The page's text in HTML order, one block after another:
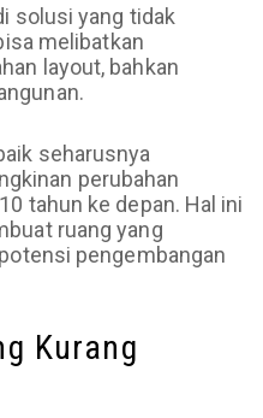
solusi yang tidak
melibatkan
layout, bahkan
seharusnya
perubahan
tahun ke depan. Hal ini
ruang yang
pengembangan
Kurang